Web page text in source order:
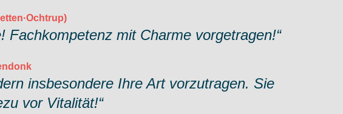
mit Charme vorgetragen!“
insbesondere Ihre Art vorzutragen. Sie
vor Vitalität!“